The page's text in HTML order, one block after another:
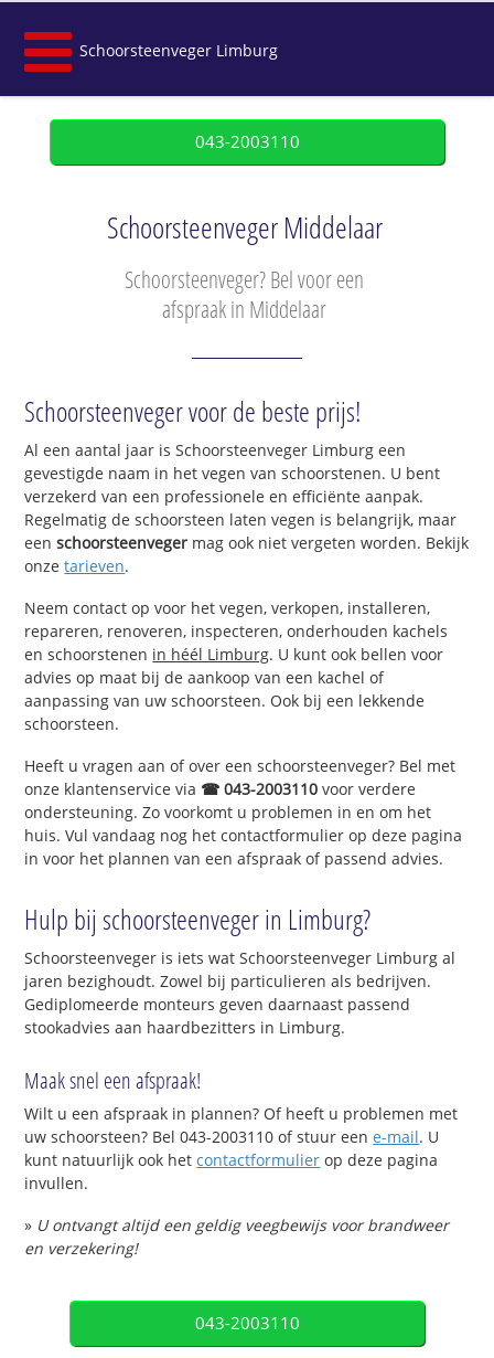
Schoorsteenveger Limburg
043-2003110
Schoorsteenveger Middelaar
Schoorsteenveger? Bel voor een
afspraak in Middelaar
Schoorsteenveger voor de beste prijs!
Al een aantal jaar is Schoorsteenveger Limburg een
gevestigde naam in het vegen van schoorstenen. U bent
verzekerd van een professionele en efficiënte aanpak.
Regelmatig de schoorsteen laten vegen is belangrijk, maar
eenschoorsteenveger mag ook niet vergeten worden. Bekijk
onzetarieven.
Neem contact op voor het vegen, verkopen, installeren,
repareren, renoveren, inspecteren, onderhouden kachels
en schoorstenen in héél Limburg. U kunt ook bellen voor
advies op maat bij de aankoop van een kachel of
aanpassing van uw schoorsteen. Ook bij een lekkende
schoorsteen.
Heeft u vragen aan of over een schoorsteenveger? Bel met
onze klantenservice via ☎ 043-2003110 voor verdere
ondersteuning. Zo voorkomt u problemen in en om het
huis. Vul vandaag nog het contactformulier op deze pagina
in voor het plannen van een afspraak of passend advies.
Hulp bij schoorsteenveger in Limburg?
Schoorsteenveger is iets wat Schoorsteenveger Limburg al
jaren bezighoudt. Zowel bij particulieren als bedrijven.
Gediplomeerde monteurs geven daarnaast passend
stookadvies aan haardbezitters in Limburg.
Maak snel een afspraak!
Wilt u een afspraak in plannen? Of heeft u problemen met
uw schoorsteen? Bel 043-2003110 of stuur eene-mail. U
kunt natuurlijk ook hetcontactformulier op deze pagina
invullen.
» U ontvangt altijd een geldig veegbewijs voor brandweer
en verzekering!
043-2003110